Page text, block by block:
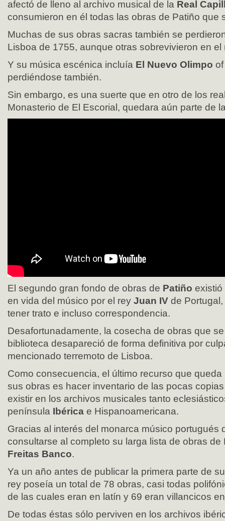
afectó de lleno al archivo musical de la Real
consumieron en él todas las obras de Patiño que
Muchas de sus obras sacras también se
Lisboa de 1755, aunque otras sobrevivieron en el
Y su música escénica incluía El Nuevo Olimpo
perdiéndose también.
Sin embargo, es una suerte que en otro de los
Monasterio de El Escorial, quedara aún parte de
El segundo gran fondo de obras de Patiño
en vida del músico por el rey Juan IV de
tener trato e incluso correspondencia.
Desafortunadamente, la cosecha de obras que
biblioteca desapareció de forma definitiva por
mencionado terremoto de Lisboa.
Como consecuencia, el último recurso que
sus obras es hacer inventario de las pocas
existir en los archivos musicales tanto
península Ibérica e Hispanoamericana.
Gracias al interés del monarca músico portugués
consultarse al completo su larga lista de obras de
Freitas Banco.
Ya un año antes de publicar la primera parte de
rey poseía un total de 78 obras, casi todas
de las cuales eran en latín y 69 eran villancicos
De todas éstas sólo perviven en los archivos